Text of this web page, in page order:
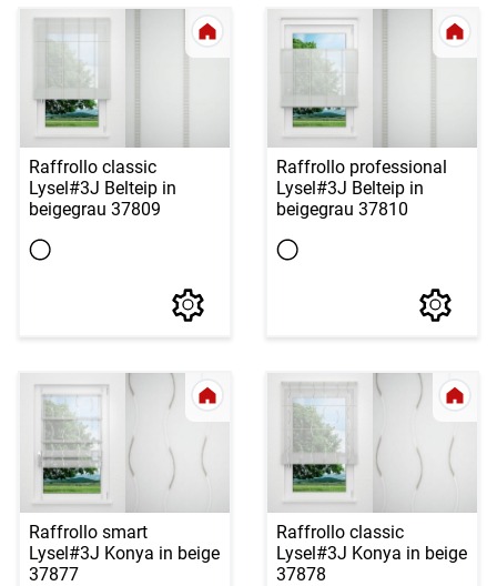
Raffrollo classic
Lysel #3J Belteip in
beigegrau 37809
Raffrollo professional
Lysel #3J Belteip in
beigegrau 37810
Raffrollo smart
Lysel#3J Konya in beige
37877
Raffrollo classic
Lysel#3J Konya in beige
37878